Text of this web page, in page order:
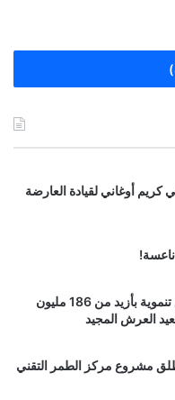
كريم أوغاني لقيادة العارضة
عامل إقليم صفرو يطلق ويدشن مشاريع تنموية بأزيد من 186 مليون
العرش المجيد
يطلق مشروع مركز الطمر التقني